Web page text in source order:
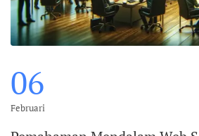
06
Februari